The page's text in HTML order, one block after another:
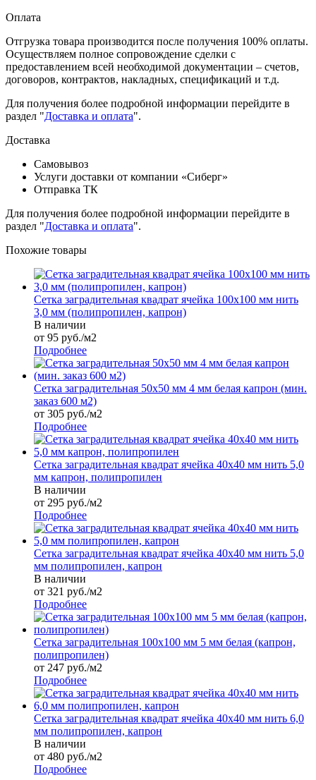
Оплата
Отгрузка товара производится после получения 100% оплаты.
Осуществляем полное сопровождение сделки с
предоставлением всей необходимой документации – счетов,
договоров, контрактов, накладных, спецификаций и т.д.
Для получения более подробной информации перейдите в
раздел "Доставка и оплата".
Доставка
Самовывоз
Услуги доставки от компании «Сиберг»
Отправка ТК
Для получения более подробной информации перейдите в
раздел "Доставка и оплата".
Похожие товары
Сетка заградительная квадрат ячейка 100х100 мм нить
3,0 мм (полипропилен, капрон)
В наличии
от 95 руб./м2
Подробнее
Сетка заградительная 50х50 мм 4 мм белая капрон (мин.
заказ 600 м2)
от 305 руб./м2
Подробнее
Сетка заградительная квадрат ячейка 40х40 мм нить 5,0
мм капрон, полипропилен
В наличии
от 295 руб./м2
Подробнее
Сетка заградительная квадрат ячейка 40х40 мм нить 5,0
мм полипропилен, капрон
В наличии
от 321 руб./м2
Подробнее
Сетка заградительная 100х100 мм 5 мм белая (капрон,
полипропилен)
от 247 руб./м2
Подробнее
Сетка заградительная квадрат ячейка 40х40 мм нить 6,0
мм полипропилен, капрон
В наличии
от 480 руб./м2
Подробнее